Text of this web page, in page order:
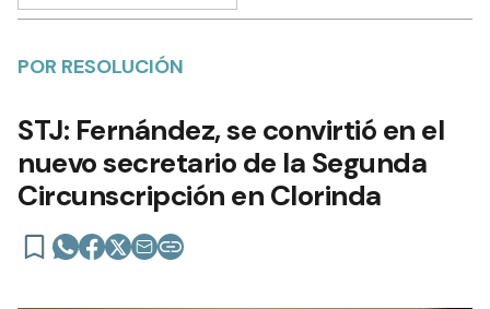
POR RESOLUCIÓN
STJ: Fernández, se convirtió en el
nuevo secretario de la Segunda
Circunscripción en Clorinda